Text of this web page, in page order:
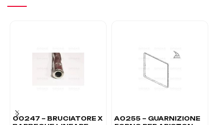
00247 – BRUCIATORE X
A0255 – GUARNIZIONE